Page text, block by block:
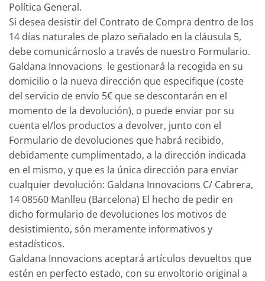
Política General.
Si desea desistir del Contrato de Compra dentro de los
14 días naturales de plazo señalado en la cláusula 5,
debe comunicárnoslo a través de nuestro Formulario.
Galdana Innovacions le gestionará la recogida en su
domicilio o la nueva dirección que especifique (coste
del servicio de envío 5€ que se descontarán en el
momento de la devolución), o puede enviar por su
cuenta el/los productos a devolver, junto con el
Formulario de devoluciones que habrá recibido,
debidamente cumplimentado, a la dirección indicada
en el mismo, y que es la única dirección para enviar
cualquier devolución: Galdana Innovacions C/ Cabrera,
14 08560 Manlleu (Barcelona) El hecho de pedir en
dicho formulario de devoluciones los motivos de
desistimiento, són meramente informativos y
estadísticos.
Galdana Innovacions aceptará artículos devueltos que
estén en perfecto estado, con su envoltorio original a